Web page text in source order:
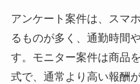
アンケート案件は、スマ
るものが多く、通勤時間
す。モニター案件は商品
式で、通常より高い報酬